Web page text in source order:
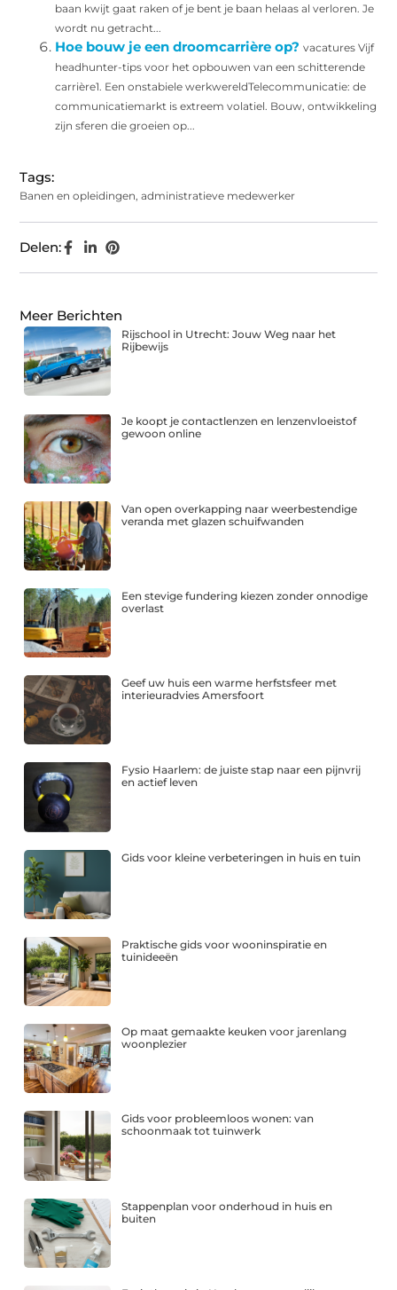
baan kwijt gaat raken of je bent je baan helaas al verloren. Je
wordt nu getracht...
Hoe bouw je een droomcarrière op? vacatures Vijf
headhunter-tips voor het opbouwen van een schitterende
carrière1. Een onstabiele werkwereldTelecommunicatie: de
communicatiemarkt is extreem volatiel. Bouw, ontwikkeling
zijn sferen die groeien op...
Tags:
Banen en opleidingen,administratieve medewerker
Delen:
Meer Berichten
Rijschool in Utrecht: Jouw Weg naar het
Rijbewijs
Je koopt je contactlenzen en lenzenvloeistof
gewoon online
Van open overkapping naar weerbestendige
veranda met glazen schuifwanden
Een stevige fundering kiezen zonder onnodige
overlast
Geef uw huis een warme herfstsfeer met
interieuradvies Amersfoort
Fysio Haarlem: de juiste stap naar een pijnvrij
en actief leven
Gids voor kleine verbeteringen in huis en tuin
Praktische gids voor wooninspiratie en
tuinideeën
Op maat gemaakte keuken voor jarenlang
woonplezier
Gids voor probleemloos wonen: van
schoonmaak tot tuinwerk
Stappenplan voor onderhoud in huis en
buiten